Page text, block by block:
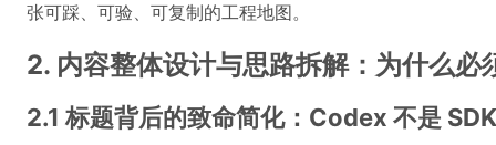
张可踩、可验、可复制的工程地图。
2. 内容整体设计与思路拆解：为什么必
2.1 标题背后的致命简化：Codex 不是